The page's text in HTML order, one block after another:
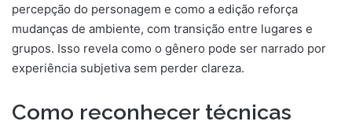
percepção do personagem e como a edição reforça
mudanças de ambiente, com transição entre lugares e
grupos. Isso revela como o gênero pode ser narrado por
experiência subjetiva sem perder clareza.
Como reconhecer técnicas